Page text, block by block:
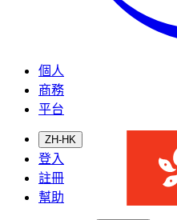
個人
商務
平台
ZH-HK
登入
註冊
幫助